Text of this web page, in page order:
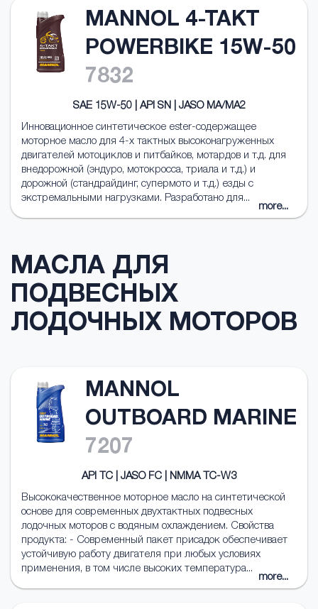
MANNOL 4-TAKT
POWERBIKE 15W-50
7832
SAE 15W-50 | API SN | JASO MA/MA2
Инновационное синтетическое ester-содержащее
моторное масло для 4-х тактных высоконагруженных
двигателей мотоциклов и питбайков, мотардов и т.д. для
внедорожной (эндуро, мотокросса, триала и т.д.) и
дорожной (стандрайдинг, супермото и т.д.) езды с
экстремальными нагрузками. Разработано для...
more...
МАСЛА ДЛЯ
ПОДВЕСНЫХ
ЛОДОЧНЫХ МОТОРОВ
MANNOL
OUTBOARD MARINE
7207
API TC | JASO FC | NMMA TC-W3
Высококачественное моторное масло на синтетической
основе для современных двухтактных подвесных
лодочных моторов с водяным охлаждением. Свойства
продукта: - Современный пакет присадок обеспечивает
устойчивую работу двигателя при любых условиях
применения, в том числе высоких температура...
more...